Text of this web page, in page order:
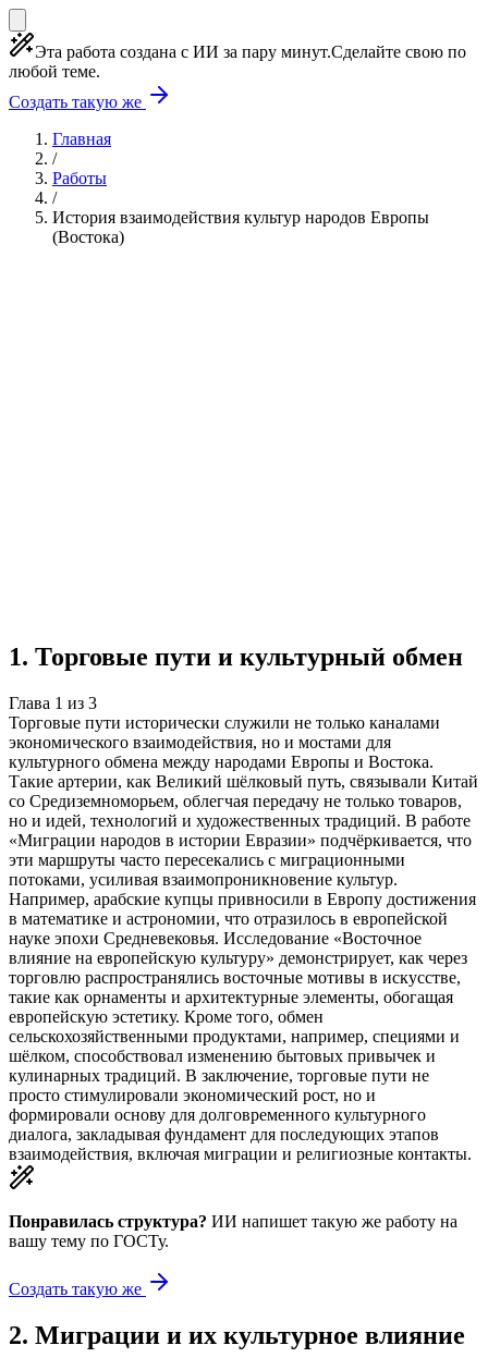
Эта работа создана с ИИ за пару минут.Сделайте свою по
любой теме.
Создать такую же
Главная
/
Работы
/
История взаимодействия культур народов Европы
(Востока)
1. Торговые пути и культурный обмен
Глава 1 из 3
Торговые пути исторически служили не только каналами
экономического взаимодействия, но и мостами для
культурного обмена между народами Европы и Востока.
Такие артерии, как Великий шёлковый путь, связывали Китай
со Средиземноморьем, облегчая передачу не только товаров,
но и идей, технологий и художественных традиций. В работе
«Миграции народов в истории Евразии» подчёркивается, что
эти маршруты часто пересекались с миграционными
потоками, усиливая взаимопроникновение культур.
Например, арабские купцы привносили в Европу достижения
в математике и астрономии, что отразилось в европейской
науке эпохи Средневековья. Исследование «Восточное
влияние на европейскую культуру» демонстрирует, как через
торговлю распространялись восточные мотивы в искусстве,
такие как орнаменты и архитектурные элементы, обогащая
европейскую эстетику. Кроме того, обмен
сельскохозяйственными продуктами, например, специями и
шёлком, способствовал изменению бытовых привычек и
кулинарных традиций. В заключение, торговые пути не
просто стимулировали экономический рост, но и
формировали основу для долговременного культурного
диалога, закладывая фундамент для последующих этапов
взаимодействия, включая миграции и религиозные контакты.
Понравилась структура? ИИ напишет такую же работу на
вашу тему по ГОСТу.
Создать такую же
2. Миграции и их культурное влияние